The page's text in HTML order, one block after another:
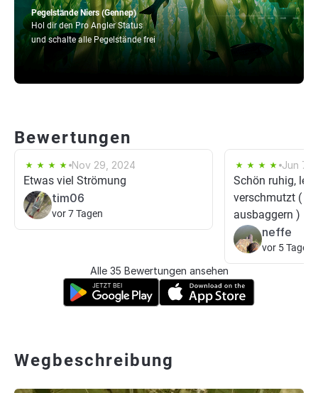
Pegelstände Niers (Gennep)
Hol dir den Pro Angler Status
und schalte alle Pegelstände frei
Bewertungen
Nov 29, 2024
Etwas viel Strömung
tim06
vor 7 Tagen
Jun 7,
Schön ruhig,
verschmutzt (
ausbaggern )
neffe
vor 5 Tagen
Alle 35 Bewertungen ansehen
Wegbeschreibung